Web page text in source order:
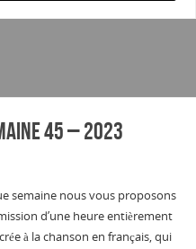
45 – 2023
semaine nous vous proposons
d’une heure entièrement
à la chanson en français, qui